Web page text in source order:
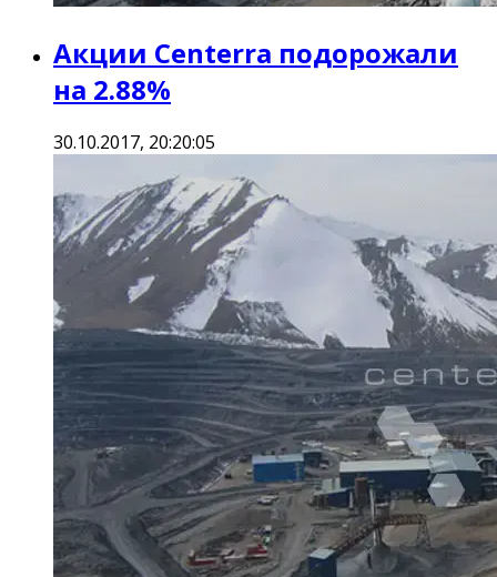
Акции Centerra подорожали
на 2.88%
30.10.2017, 20:20:05